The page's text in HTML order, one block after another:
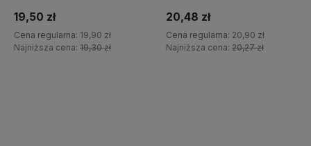
19,50 zł
Cena regularna: 19,90 zł
Najniższa cena: 19,30 zł
20,48 zł
Cena regularna: 20,90 zł
Najniższa cena: 20,27 zł